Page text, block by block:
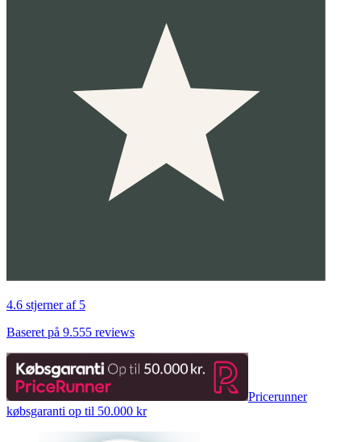
4.6 stjerner af 5
Baseret på 9.555 reviews
Pricerunner
købsgaranti op til 50.000 kr